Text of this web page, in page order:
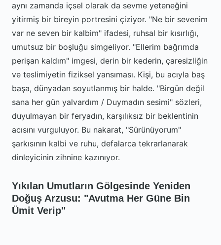
aynı zamanda içsel olarak da sevme yeteneğini
yitirmiş bir bireyin portresini çiziyor. "Ne bir sevenim
var ne seven bir kalbim" ifadesi, ruhsal bir kısırlığı,
umutsuz bir boşluğu simgeliyor. "Ellerim bağrımda
perişan kaldım" imgesi, derin bir kederin, çaresizliğin
ve teslimiyetin fiziksel yansıması. Kişi, bu acıyla baş
başa, dünyadan soyutlanmış bir halde. "Birgün değil
sana her gün yalvardım / Duymadın sesimi" sözleri,
duyulmayan bir feryadın, karşılıksız bir beklentinin
acısını vurguluyor. Bu nakarat, "Sürünüyorum"
şarkısının kalbi ve ruhu, defalarca tekrarlanarak
dinleyicinin zihnine kazınıyor.
Yıkılan Umutların Gölgesinde Yeniden
Doğuş Arzusu: "Avutma Her Güne Bin
Ümit Verip"